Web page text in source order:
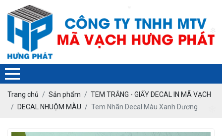
Trang chủ Sản phẩm
TEM TRẮNG - GIẤY DECAL IN MÃ VẠCH
DECAL NHUỘM MÀU
Tem Nhãn Decal Màu Xanh Dương
❄